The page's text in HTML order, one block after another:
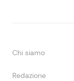
Chi siamo
Redazione